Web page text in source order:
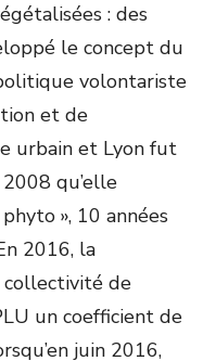
: des
le concept du
volontariste
et de
urbain et Lyon fut
qu’elle
», 10 années
2016, la
de
un coefficient de
juin 2016,